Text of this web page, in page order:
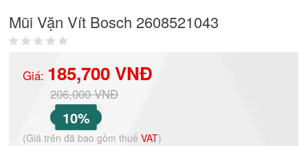
Mũi Vặn Vít Bosch 2608521043
Giá: 185,700 VNĐ
206,000 VNĐ
10%
(Giá trên đã bao gồm thuếVAT)